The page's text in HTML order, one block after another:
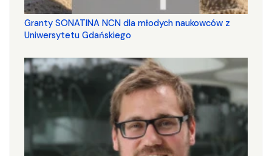
Granty SONATINA NCN dla młodych naukowców z
Uniwersytetu Gdańskiego